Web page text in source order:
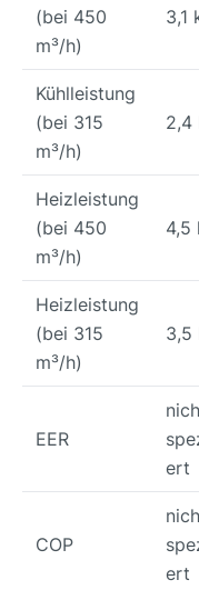
(bei 450
m³/h)
3,1
Kühlleistung
(bei 315
m³/h)
2,4
Heizleistung
(bei 450
m³/h)
4,5
Heizleistung
(bei 315
m³/h)
3,5
EER
ert
COP
ert